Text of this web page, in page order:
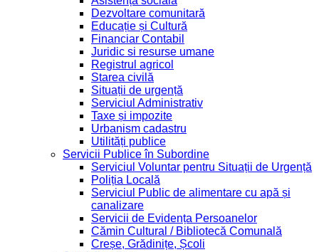
Dezvoltare comunitară
Educație și Cultură
Financiar Contabil
Juridic si resurse umane
Registrul agricol
Starea civilă
Situații de urgență
Serviciul Administrativ
Taxe și impozite
Urbanism cadastru
Utilități publice
Servicii Publice în Subordine
Serviciul Voluntar pentru Situații de Urgență
Poliția Locală
Serviciul Public de alimentare cu apă și
canalizare
Servicii de Evidența Persoanelor
Cămin Cultural / Bibliotecă Comunală
Creșe, Grădinițe, Școli